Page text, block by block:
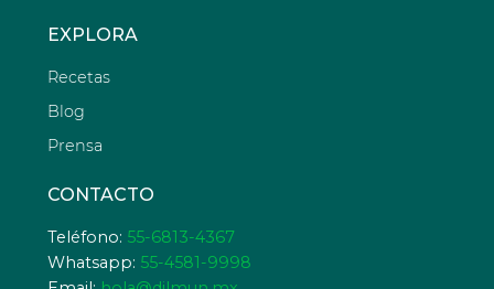
EXPLORA
Recetas
Blog
Prensa
CONTACTO
Teléfono: 55-6813-4367
Whatsapp: 55-4581-9998